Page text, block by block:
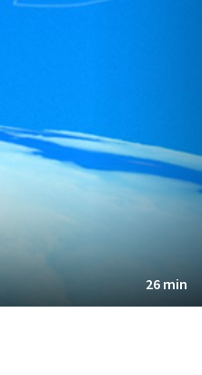
26 min